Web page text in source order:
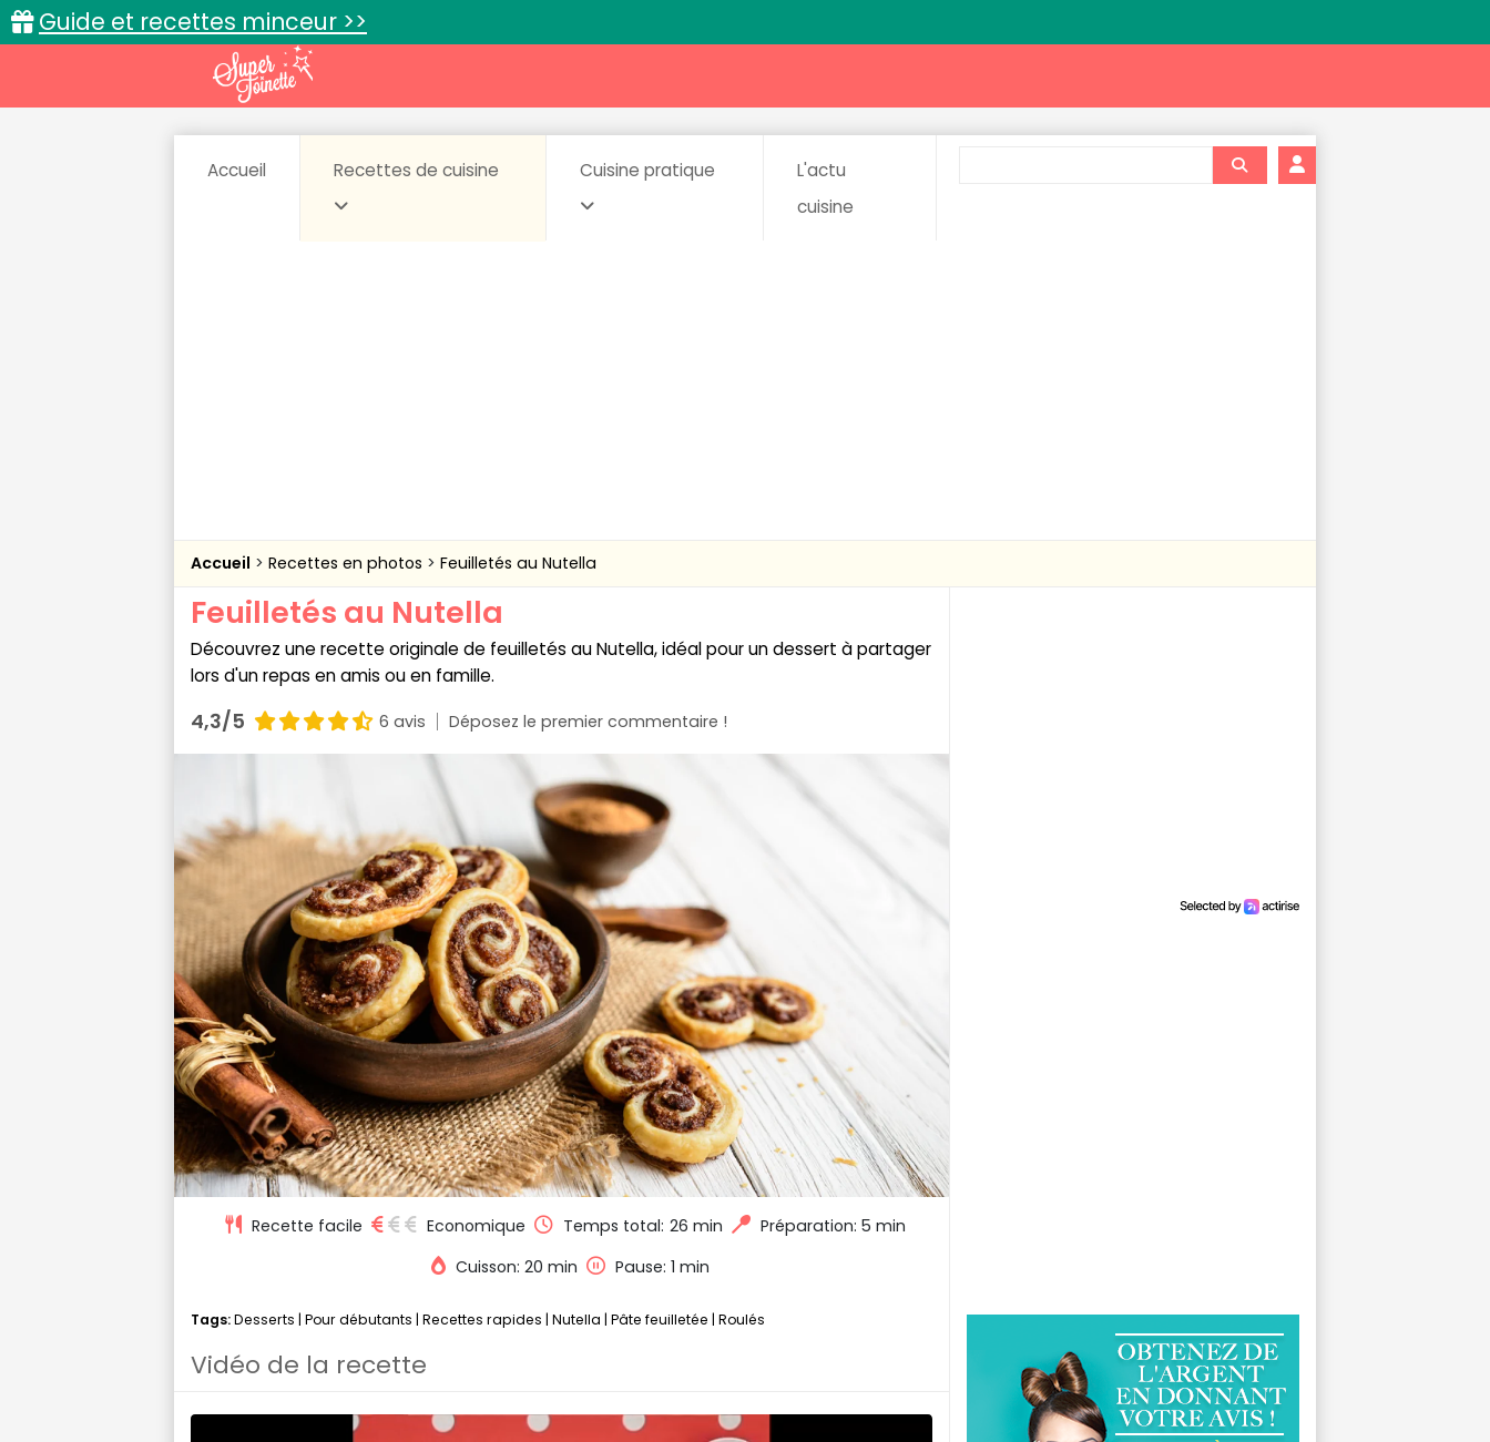
Guide et recettes minceur >>
Accueil Recettes de cuisine Cuisine pratique
L'actu
cuisine
Accueil Recettes en photos Feuilletés au Nutella
Feuilletés au Nutella
Découvrez une recette originale de feuilletés au Nutella, idéal pour un dessert à partager
lors d'un repas en amis ou en famille.
4,3/5 6 avis Déposez le premier commentaire !
Recette facile Economique Temps total: 26 min
Préparation: 5 min
Cuisson: 20 min
Pause: 1 min
Tags:Desserts | Pour débutants | Recettes rapides | Nutella | Pâte feuilletée | Roulés
Vidéo de la recette